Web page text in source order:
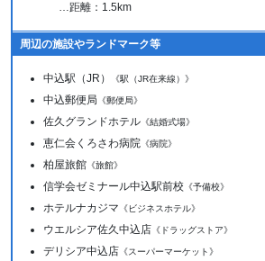
…距離：1.5km
周辺の施設やランドマーク等
中込駅（JR） 《駅（JR在来線）》
中込郵便局 《郵便局》
佐久グランドホテル 《結婚式場》
恵仁会くろさわ病院 《病院》
柏屋旅館 《旅館》
信学会ゼミナール中込駅前校 《予備校》
ホテルナカジマ 《ビジネスホテル》
ウエルシア佐久中込店 《ドラッグストア》
デリシア中込店 《スーパーマーケット》